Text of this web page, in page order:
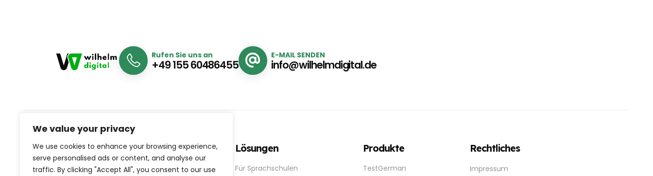
We value your privacy
We use cookies to enhance your browsing experience,
serve personalised ads or content, and analyse our
traffic. By clicking "Accept All", you consent to our use
Rufen Sie uns an
+49 155 60486455
E-MAIL SENDEN
info@wilhelmdigital.de
Wilhelm Digital
Wilhelm Digital entwickelt AI-first SaaS-Lösungen
Lösungen
Für Sprachschulen
Produkte
TestGerman
Rechtliches
Impressum